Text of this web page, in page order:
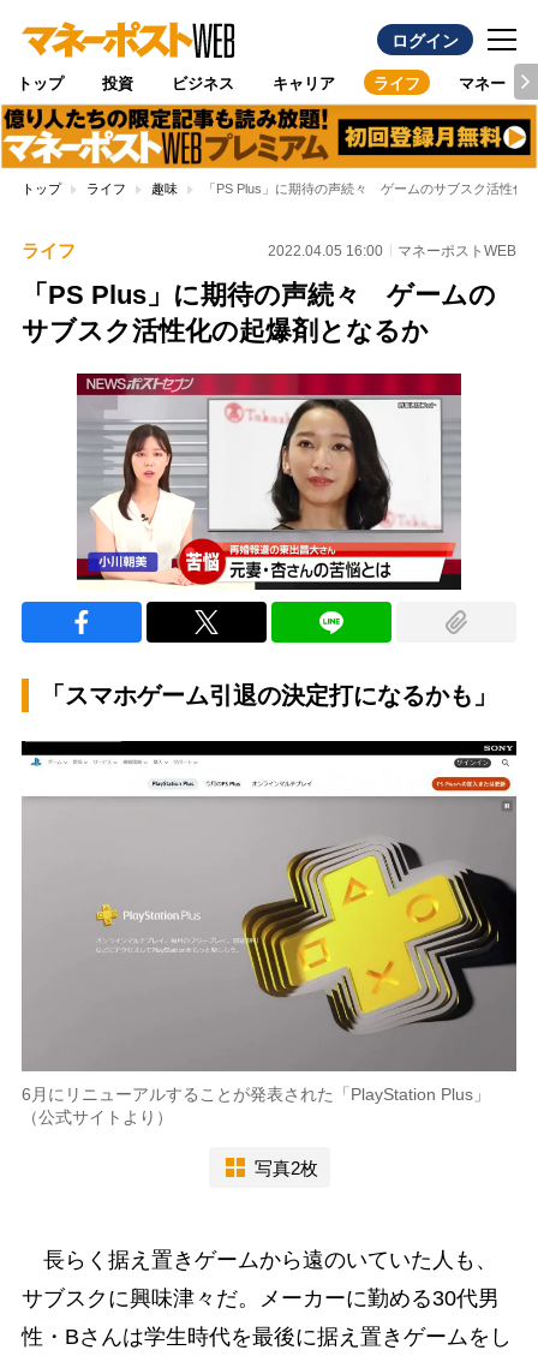
ログイン
トップ 投資 ビジネス キャリア ライフ マネー
トップ ライフ 趣味 「PS Plus」に期待の声続々 ゲームのサブスク活性化
ライフ 2022.04.05 16:00 マネーポストWEB
「PS Plus」に期待の声続々 ゲームの
サブスク活性化の起爆剤となるか
「スマホゲーム引退の決定打になるかも」
6月にリニューアルすることが発表された「PlayStation Plus」
（公式サイトより）
写真2枚
長らく据え置きゲームから遠のいていた人も、
サブスクに興味津々だ。メーカーに勤める30代男
性・Bさんは学生時代を最後に据え置きゲームをし